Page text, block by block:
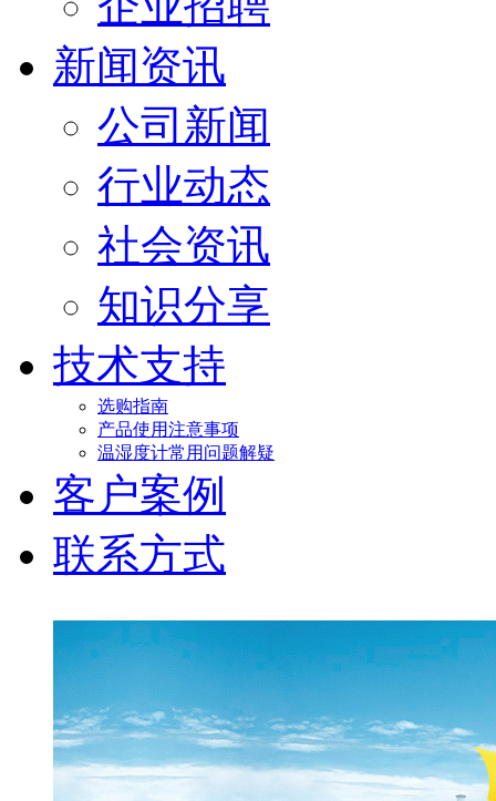
新闻资讯
公司新闻
行业动态
社会资讯
知识分享
技术支持
选购指南
产品使用注意事项
温湿度计常用问题解疑
客户案例
联系方式